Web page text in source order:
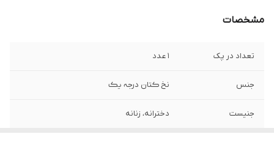
مشخصات
تعداد در پک 1 عدد
جنس نخ ڪتان درجہ یڪ
جنیست دخترانه، زنانه